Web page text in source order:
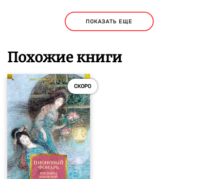
ПОКАЗАТЬ ЕЩЕ
Похожие книги
СКОРО